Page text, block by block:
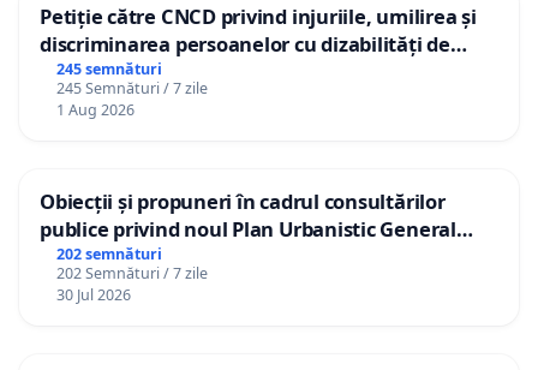
Petiție către CNCD privind injuriile, umilirea și
discriminarea persoanelor cu dizabilități de
către utilizatorul TikTok „Gorici”
245 semnături
245 Semnături / 7 zile
1 Aug 2026
Obiecții și propuneri în cadrul consultărilor
publice privind noul Plan Urbanistic General
(PUG) Ialoveni
202 semnături
202 Semnături / 7 zile
30 Jul 2026